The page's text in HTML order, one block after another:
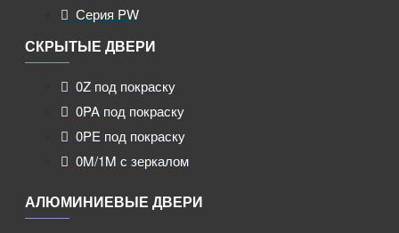
Серия PW
СКРЫТЫЕ ДВЕРИ
0Z под покраску
0PA под покраску
0PE под покраску
0M/1M с зеркалом
АЛЮМИНИЕВЫЕ ДВЕРИ